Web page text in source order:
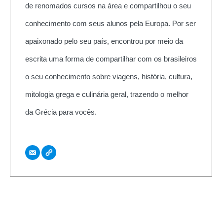
de renomados cursos na área e compartilhou o seu
conhecimento com seus alunos pela Europa. Por ser
apaixonado pelo seu país, encontrou por meio da
escrita uma forma de compartilhar com os brasileiros
o seu conhecimento sobre viagens, história, cultura,
mitologia grega e culinária geral, trazendo o melhor
da Grécia para vocês.